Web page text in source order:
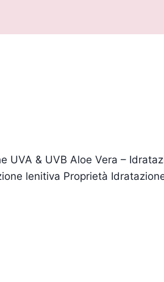
UVA & UVB Aloe Vera –
lenitiva Proprietà